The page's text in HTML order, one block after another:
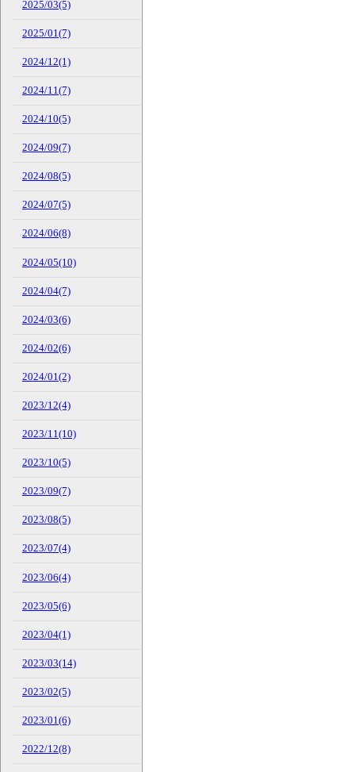
2025/03(5)
2025/01(7)
2024/12(1)
2024/11(7)
2024/10(5)
2024/09(7)
2024/08(5)
2024/07(5)
2024/06(8)
2024/05(10)
2024/04(7)
2024/03(6)
2024/02(6)
2024/01(2)
2023/12(4)
2023/11(10)
2023/10(5)
2023/09(7)
2023/08(5)
2023/07(4)
2023/06(4)
2023/05(6)
2023/04(1)
2023/03(14)
2023/02(5)
2023/01(6)
2022/12(8)